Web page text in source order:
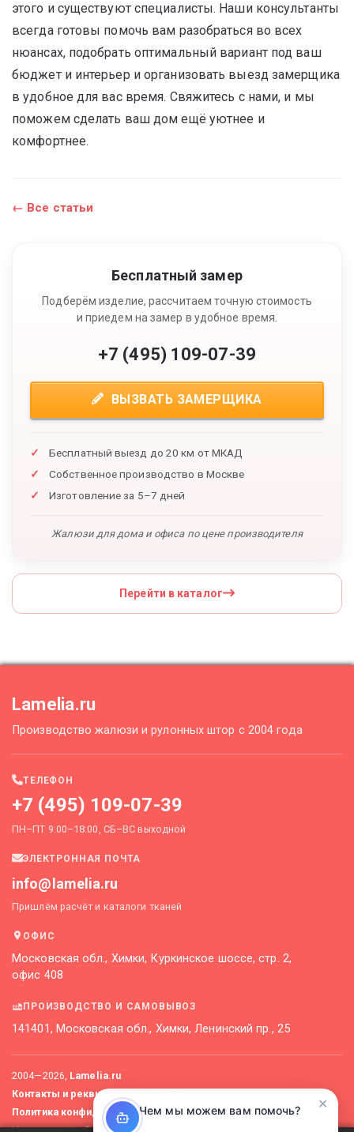
этого и существуют специалисты. Наши консультанты
всегда готовы помочь вам разобраться во всех
нюансах, подобрать оптимальный вариант под ваш
бюджет и интерьер и организовать выезд замерщика
в удобное для вас время. Свяжитесь с нами, и мы
поможем сделать ваш дом ещё уютнее и
комфортнее.
← Все статьи
Бесплатный замер
Подберём изделие, рассчитаем точную стоимость
и приедем на замер в удобное время.
+7 (495) 109-07-39
ВЫЗВАТЬ ЗАМЕРЩИКА
Бесплатный выезд до 20 км от МКАД
Собственное производство в Москве
Изготовление за 5–7 дней
Жалюзи для дома и офиса по цене производителя
Перейти в каталог
Lamelia.ru
Производство жалюзи и рулонных штор с 2004 года
ТЕЛЕФОН
+7 (495) 109-07-39
ПН–ПТ 9:00–18:00, СБ–ВС выходной
ЭЛЕКТРОННАЯ ПОЧТА
info@lamelia.ru
Пришлём расчёт и каталоги тканей
ОФИС
Московская обл., Химки, Куркинское шоссе, стр. 2,
офис 408
ПРОИЗВОДСТВО И САМОВЫВОЗ
141401, Московская обл., Химки, Ленинский пр., 25
2004—2026, Lamelia.ru
Контакты и реквизиты
Политика конфиденциальности
✕
Чем мы можем вам помочь?